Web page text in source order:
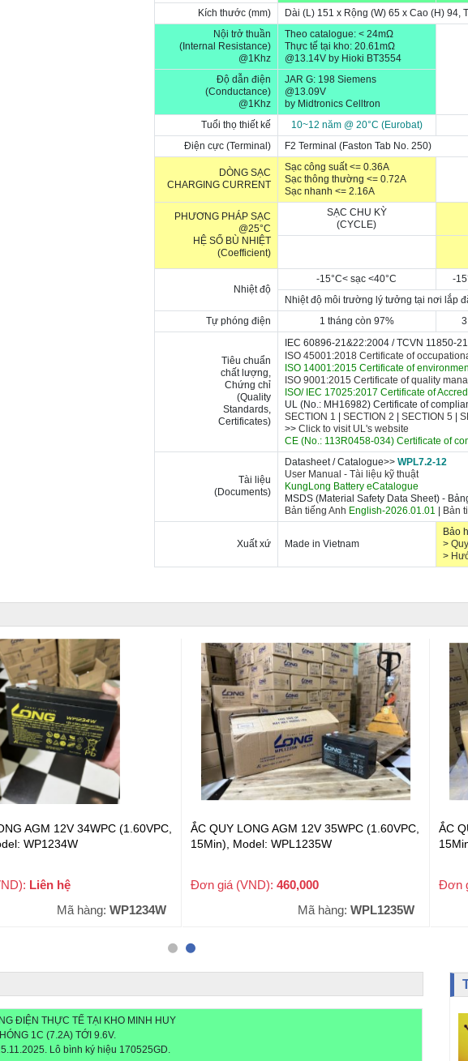
Kích thước (mm)
Dài (L) 151 x Rộng (W) 65 x Cao (H) 94,
Nội trở thuần
(Internal Resistance)
@1Khz
Theo catalogue: < 24mΩ
Thực tế tại kho: 20.61mΩ
@13.14V by Hioki BT3554
Độ dẫn điện
(Conductance)
@1Khz
JAR G: 198 Siemens
@13.09V
by Midtronics Celltron
Tuổi thọ thiết kế
10~12 năm @ 20°C (Eurobat)
Điện cực (Terminal)
F2 Terminal (Faston Tab No. 250)
DÒNG SẠC
CHARGING CURRENT
Sạc công suất <= 0.36A
Sạc thông thường <= 0.72A
Sạc nhanh <= 2.16A
PHƯƠNG PHÁP SẠC
@25°C
HỆ SỐ BÙ NHIỆT
(Coefficient)
SẠC CHU KỲ
(CYCLE)
Nhiệt độ
-15°C< sạc <40°C -15
Nhiệt độ môi trường lý tưởng tại nơi lắp
Tự phóng điện
1 tháng còn 97%
Tiêu chuẩn
chất lượng,
Chứng chỉ
(Quality
Standards,
Certificates)
IEC 60896-21&22:2004 /TCVN 11850-
ISO 45001:2018 Certificate of
ISO 14001:2015 Certificate of
ISO 9001:2015 Certificate of quality
ISO/ IEC 17025:2017 Certificate of A
UL (No.: MH16982) Certificate of
SECTION 1
SECTION 2 SECTION 5
>> Click to visit UL's website
CE (No.: 113R0458-034) Certificate of
Tài liệu
(Documents)
Datasheet / Catalogue>> WPL7.2-12
User Manual - Tài liệu kỹ thuật
KungLong Battery eCatalogue
MSDS (Material Safety Data Sheet) -
Bản tiếng Anh English-2026.01.01 Bản
Xuất xứ Made in Vietnam
Bảo
>
>
AGM 12V 34WPC (1.60VPC,
WP1234W
Liên hệ
Mã hàng:WP1234W
ẮC QUY LONG AGM 12V 35WPC (1.60VPC,
15Min), Model: WPL1235W
Đơn giá (VND):460,000
Mã hàng: WPL1235W
ẮC
Đơn
ĐIỆN THỰC TẾ TẠI KHO MINH HUY
1C (7.2A) TỚI 9.6V.
Lô bình ký hiệu 170525GD.